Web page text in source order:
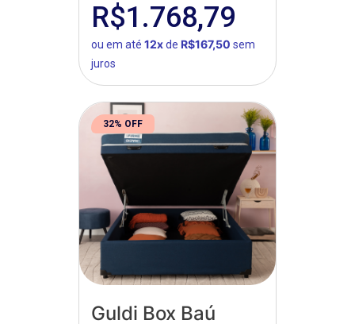
R$1.768,79
ou em até 12xde R$167,50 sem
juros
32% OFF
Guldi Box Baú